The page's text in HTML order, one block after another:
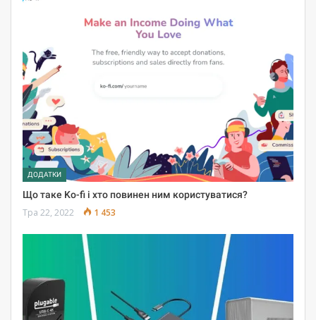
ДОДАТКИ
Що таке Ko-fi і хто повинен ним користуватися?
Тра 22, 2022 1 453